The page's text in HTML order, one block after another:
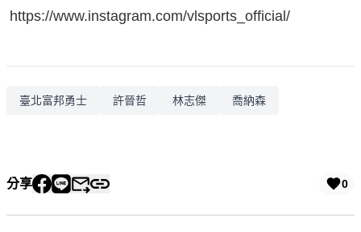
https://www.instagram.com/vlsports_official/
臺北富邦勇士 許晉哲 林志傑 喬納森
分享 0